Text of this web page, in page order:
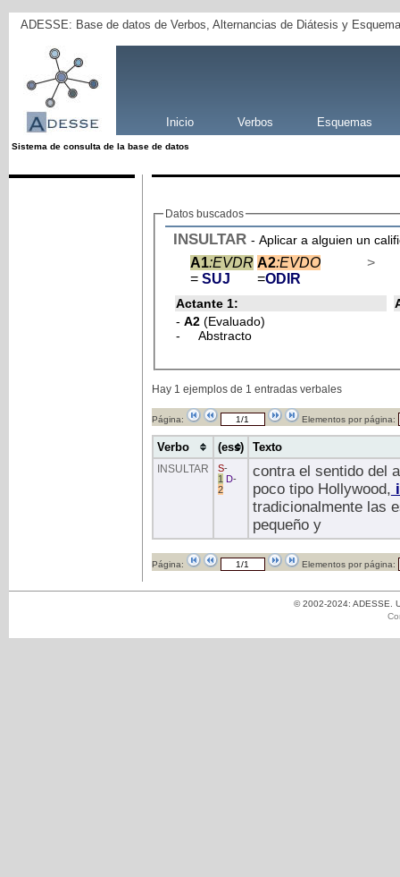
ADESSE: Base de datos de Verbos, Alternancias de Diátesis y
Inicio Verbos Esquemas
Sistema de consulta de la base de datos
Datos buscados
INSULTAR - Aplicar a alguien un
A1:EVDR
= SUJ
A2:EVDO
=ODIR
>
Actante 1:
- A2 (Evaluado)
- Abstracto
Hay 1 ejemplos de 1 entradas verbales
Página: Elementos por página:
Verbo (ess) Texto
INSULTAR S-
1
D-
2
contra el sentido del
poco tipo Hollywood,
tradicionalmente las
pequeño y
Página: Elementos por página:
© 2002-2024: ADESSE.